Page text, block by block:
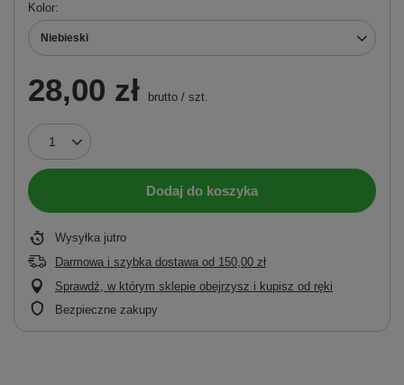
Kolor
Niebieski
28,00 zł brutto / szt.
Dodaj do koszyka
Wysyłka jutro
Darmowa i szybka dostawa od 150,00 zł
Sprawdź, w którym sklepie obejrzysz i kupisz od ręki
Bezpieczne zakupy